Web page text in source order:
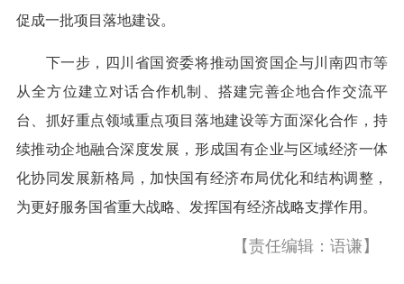
促成一批项目落地建设。
下一步，四川省国资委将推动国资国企与川南四市等
从全方位建立对话合作机制、搭建完善企地合作交流平
台、抓好重点领域重点项目落地建设等方面深化合作，持
续推动企地融合深度发展，形成国有企业与区域经济一体
化协同发展新格局，加快国有经济布局优化和结构调整，
为更好服务国省重大战略、发挥国有经济战略支撑作用。
【责任编辑：语谦】